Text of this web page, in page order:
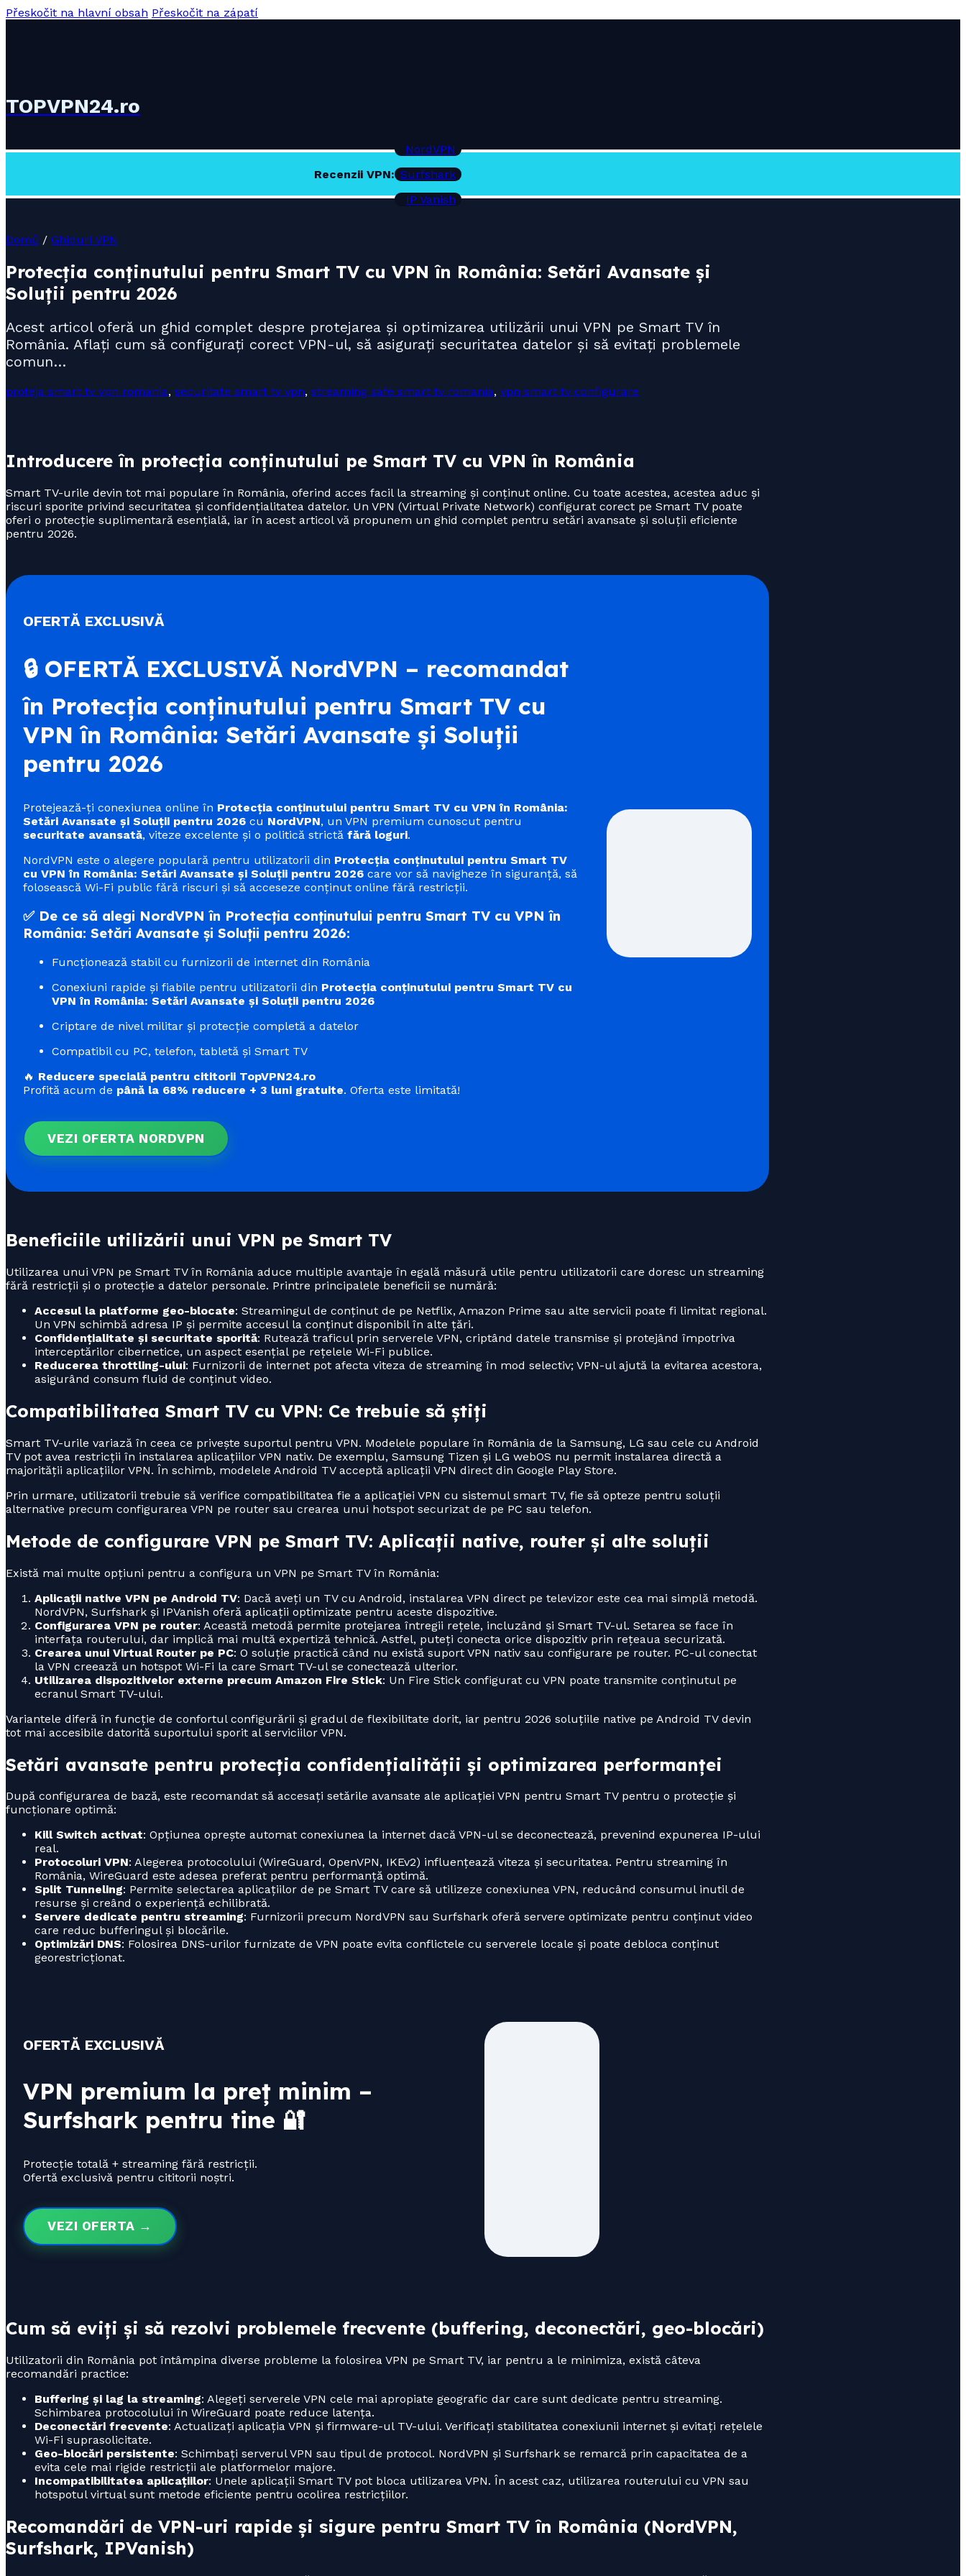
Přeskočit na hlavní obsah Přeskočit na zápatí
TOPVPN24.ro
Recenzii VPN:
NordVPN
Surfshark
IP Vanish
Domů / Ghiduri VPN
Protecția conținutului pentru Smart TV cu VPN în România: Setări Avansate și
Soluții pentru 2026
Acest articol oferă un ghid complet despre protejarea și optimizarea utilizării unui VPN pe Smart TV în
România. Aflați cum să configurați corect VPN-ul, să asigurați securitatea datelor și să evitați problemele
comun…
proteja smart tv vpn romania, securitate smart tv vpn, streaming safe smart tv romania, vpn smart tv configurare
Introducere în protecția conținutului pe Smart TV cu VPN în România
Smart TV-urile devin tot mai populare în România, oferind acces facil la streaming și conținut online. Cu toate acestea, acestea aduc și
riscuri sporite privind securitatea și confidențialitatea datelor. Un VPN (Virtual Private Network) configurat corect pe Smart TV poate
oferi o protecție suplimentară esențială, iar în acest articol vă propunem un ghid complet pentru setări avansate și soluții eficiente
pentru 2026.
OFERTĂ EXCLUSIVĂ
🔒 OFERTĂ EXCLUSIVĂ NordVPN – recomandat
în Protecția conținutului pentru Smart TV cu
VPN în România: Setări Avansate și Soluții
pentru 2026
Protejează-ți conexiunea online în Protecția conținutului pentru Smart TV cu VPN în România:
Setări Avansate și Soluții pentru 2026 cu NordVPN, un VPN premium cunoscut pentru
securitate avansată, viteze excelente și o politică strictă fără loguri.
NordVPN este o alegere populară pentru utilizatorii din Protecția conținutului pentru Smart TV
cu VPN în România: Setări Avansate și Soluții pentru 2026 care vor să navigheze în siguranță, să
folosească Wi-Fi public fără riscuri și să acceseze conținut online fără restricții.
✅ De ce să alegi NordVPN în Protecția conținutului pentru Smart TV cu VPN în
România: Setări Avansate și Soluții pentru 2026:
Funcționează stabil cu furnizorii de internet din România
Conexiuni rapide și fiabile pentru utilizatorii din Protecția conținutului pentru Smart TV cu
VPN în România: Setări Avansate și Soluții pentru 2026
Criptare de nivel militar și protecție completă a datelor
Compatibil cu PC, telefon, tabletă și Smart TV
🔥 Reducere specială pentru cititorii TopVPN24.ro
Profită acum de până la 68% reducere + 3 luni gratuite. Oferta este limitată!
VEZI OFERTA NORDVPN
Beneficiile utilizării unui VPN pe Smart TV
Utilizarea unui VPN pe Smart TV în România aduce multiple avantaje în egală măsură utile pentru utilizatorii care doresc un streaming
fără restricții și o protecție a datelor personale. Printre principalele beneficii se numără:
Accesul la platforme geo-blocate: Streamingul de conținut de pe Netflix, Amazon Prime sau alte servicii poate fi limitat regional.
Un VPN schimbă adresa IP și permite accesul la conținut disponibil în alte țări.
Confidențialitate și securitate sporită: Rutează traficul prin serverele VPN, criptând datele transmise și protejând împotriva
interceptărilor cibernetice, un aspect esențial pe rețelele Wi-Fi publice.
Reducerea throttling-ului: Furnizorii de internet pot afecta viteza de streaming în mod selectiv; VPN-ul ajută la evitarea acestora,
asigurând consum fluid de conținut video.
Compatibilitatea Smart TV cu VPN: Ce trebuie să știți
Smart TV-urile variază în ceea ce privește suportul pentru VPN. Modelele populare în România de la Samsung, LG sau cele cu Android
TV pot avea restricții în instalarea aplicațiilor VPN nativ. De exemplu, Samsung Tizen și LG webOS nu permit instalarea directă a
majorității aplicațiilor VPN. În schimb, modelele Android TV acceptă aplicații VPN direct din Google Play Store.
Prin urmare, utilizatorii trebuie să verifice compatibilitatea fie a aplicației VPN cu sistemul smart TV, fie să opteze pentru soluții
alternative precum configurarea VPN pe router sau crearea unui hotspot securizat de pe PC sau telefon.
Metode de configurare VPN pe Smart TV: Aplicații native, router și alte soluții
Există mai multe opțiuni pentru a configura un VPN pe Smart TV în România:
Aplicații native VPN pe Android TV: Dacă aveți un TV cu Android, instalarea VPN direct pe televizor este cea mai simplă metodă.
NordVPN, Surfshark și IPVanish oferă aplicații optimizate pentru aceste dispozitive.
Configurarea VPN pe router: Această metodă permite protejarea întregii rețele, incluzând și Smart TV-ul. Setarea se face în
interfața routerului, dar implică mai multă expertiză tehnică. Astfel, puteți conecta orice dispozitiv prin rețeaua securizată.
Crearea unui Virtual Router pe PC: O soluție practică când nu există suport VPN nativ sau configurare pe router. PC-ul conectat
la VPN creează un hotspot Wi-Fi la care Smart TV-ul se conectează ulterior.
Utilizarea dispozitivelor externe precum Amazon Fire Stick: Un Fire Stick configurat cu VPN poate transmite conținutul pe
ecranul Smart TV-ului.
Variantele diferă în funcție de confortul configurării și gradul de flexibilitate dorit, iar pentru 2026 soluțiile native pe Android TV devin
tot mai accesibile datorită suportului sporit al serviciilor VPN.
Setări avansate pentru protecția confidențialității și optimizarea performanței
După configurarea de bază, este recomandat să accesați setările avansate ale aplicației VPN pentru Smart TV pentru o protecție și
funcționare optimă:
Kill Switch activat: Opțiunea oprește automat conexiunea la internet dacă VPN-ul se deconectează, prevenind expunerea IP-ului
real.
Protocoluri VPN: Alegerea protocolului (WireGuard, OpenVPN, IKEv2) influențează viteza și securitatea. Pentru streaming în
România, WireGuard este adesea preferat pentru performanță optimă.
Split Tunneling: Permite selectarea aplicațiilor de pe Smart TV care să utilizeze conexiunea VPN, reducând consumul inutil de
resurse și creând o experiență echilibrată.
Servere dedicate pentru streaming: Furnizorii precum NordVPN sau Surfshark oferă servere optimizate pentru conținut video
care reduc bufferingul și blocările.
Optimizări DNS: Folosirea DNS-urilor furnizate de VPN poate evita conflictele cu serverele locale și poate debloca conținut
georestricționat.
OFERTĂ EXCLUSIVĂ
VPN premium la preț minim –
Surfshark pentru tine 🔐
Protecție totală + streaming fără restricții.
Ofertă exclusivă pentru cititorii noștri.
VEZI OFERTA →
Cum să eviți și să rezolvi problemele frecvente (buffering, deconectări, geo-blocări)
Utilizatorii din România pot întâmpina diverse probleme la folosirea VPN pe Smart TV, iar pentru a le minimiza, există câteva
recomandări practice:
Buffering și lag la streaming: Alegeți serverele VPN cele mai apropiate geografic dar care sunt dedicate pentru streaming.
Schimbarea protocolului în WireGuard poate reduce latența.
Deconectări frecvente: Actualizați aplicația VPN și firmware-ul TV-ului. Verificați stabilitatea conexiunii internet și evitați rețelele
Wi-Fi suprasolicitate.
Geo-blocări persistente: Schimbați serverul VPN sau tipul de protocol. NordVPN și Surfshark se remarcă prin capacitatea de a
evita cele mai rigide restricții ale platformelor majore.
Incompatibilitatea aplicațiilor: Unele aplicații Smart TV pot bloca utilizarea VPN. În acest caz, utilizarea routerului cu VPN sau
hotspotul virtual sunt metode eficiente pentru ocolirea restricțiilor.
Recomandări de VPN-uri rapide și sigure pentru Smart TV în România (NordVPN,
Surfshark, IPVanish)